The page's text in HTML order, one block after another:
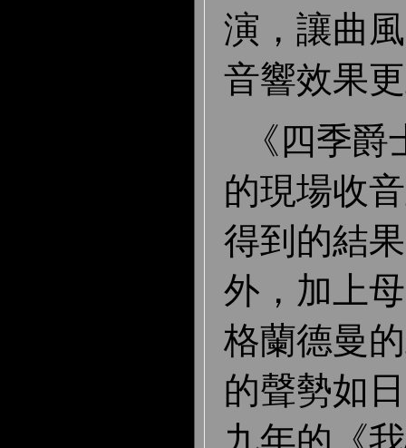
演，讓曲
音響效果
《四季爵
的現場收
得到的結
外，加上
格蘭德曼
的聲勢如
九年的《